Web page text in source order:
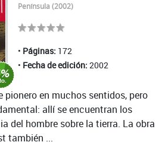
Península (2002)
Páginas: 172
Fecha de edición: 2002
en muchos sentidos, pero
allí se encuentran los
del hombre sobre la tierra. La obra
también ...